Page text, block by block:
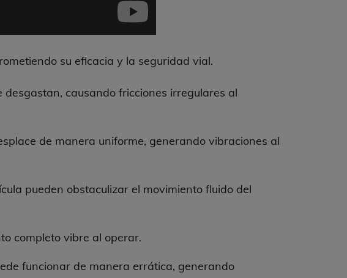
su eficacia y la seguridad vial.
desgastan, causando fricciones irregulares al
de manera uniforme, generando vibraciones al
pueden obstaculizar el movimiento fluido del
completo vibre al operar.
funcionar de manera errática, generando